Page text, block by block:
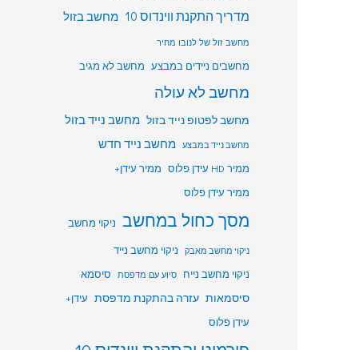
מדריך התקנת ווינדוס 10 מחשב בזול
מחשב זול של לנובו מחיר
מחשבים ניידים במבצע מחשב לא מגיב
מחשב לא עולה
מחשב לפטופ נייד בזול מחשב נייד בזול
מחשב נייד במבצע מחשב נייד חדש
ממיר HD עידן פלוס
ממיר עידן+
ממיר עידן פלוס
מסך כחול במחשב ניקוי מחשב
ניקוי מחשב מאבק
ניקוי מחשב נייד
ניקוי מחשב נייח סיוע עם מדפסת סיסמא
סיסמאות עזרה בהתקנת מדפסת עידן+
עידן פלוס